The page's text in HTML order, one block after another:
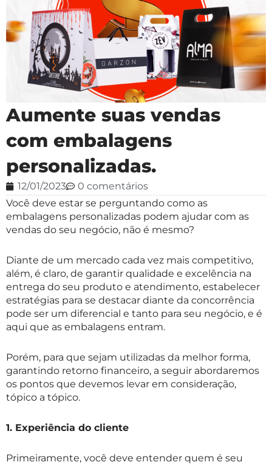
Aumente suas vendas
com embalagens
personalizadas.
12/01/2023
0 comentários
Você deve estar se perguntando como as
embalagens personalizadas podem ajudar com as
vendas do seu negócio, não é mesmo?
Diante de um mercado cada vez mais competitivo,
além, é claro, de garantir qualidade e excelência na
entrega do seu produto e atendimento, estabelecer
estratégias para se destacar diante da concorrência
pode ser um diferencial e tanto para seu negócio, e é
aqui que as embalagens entram.
Porém, para que sejam utilizadas da melhor forma,
garantindo retorno financeiro, a seguir abordaremos
os pontos que devemos levar em consideração,
tópico a tópico.
1. Experiência do cliente
Primeiramente, você deve entender quem é seu